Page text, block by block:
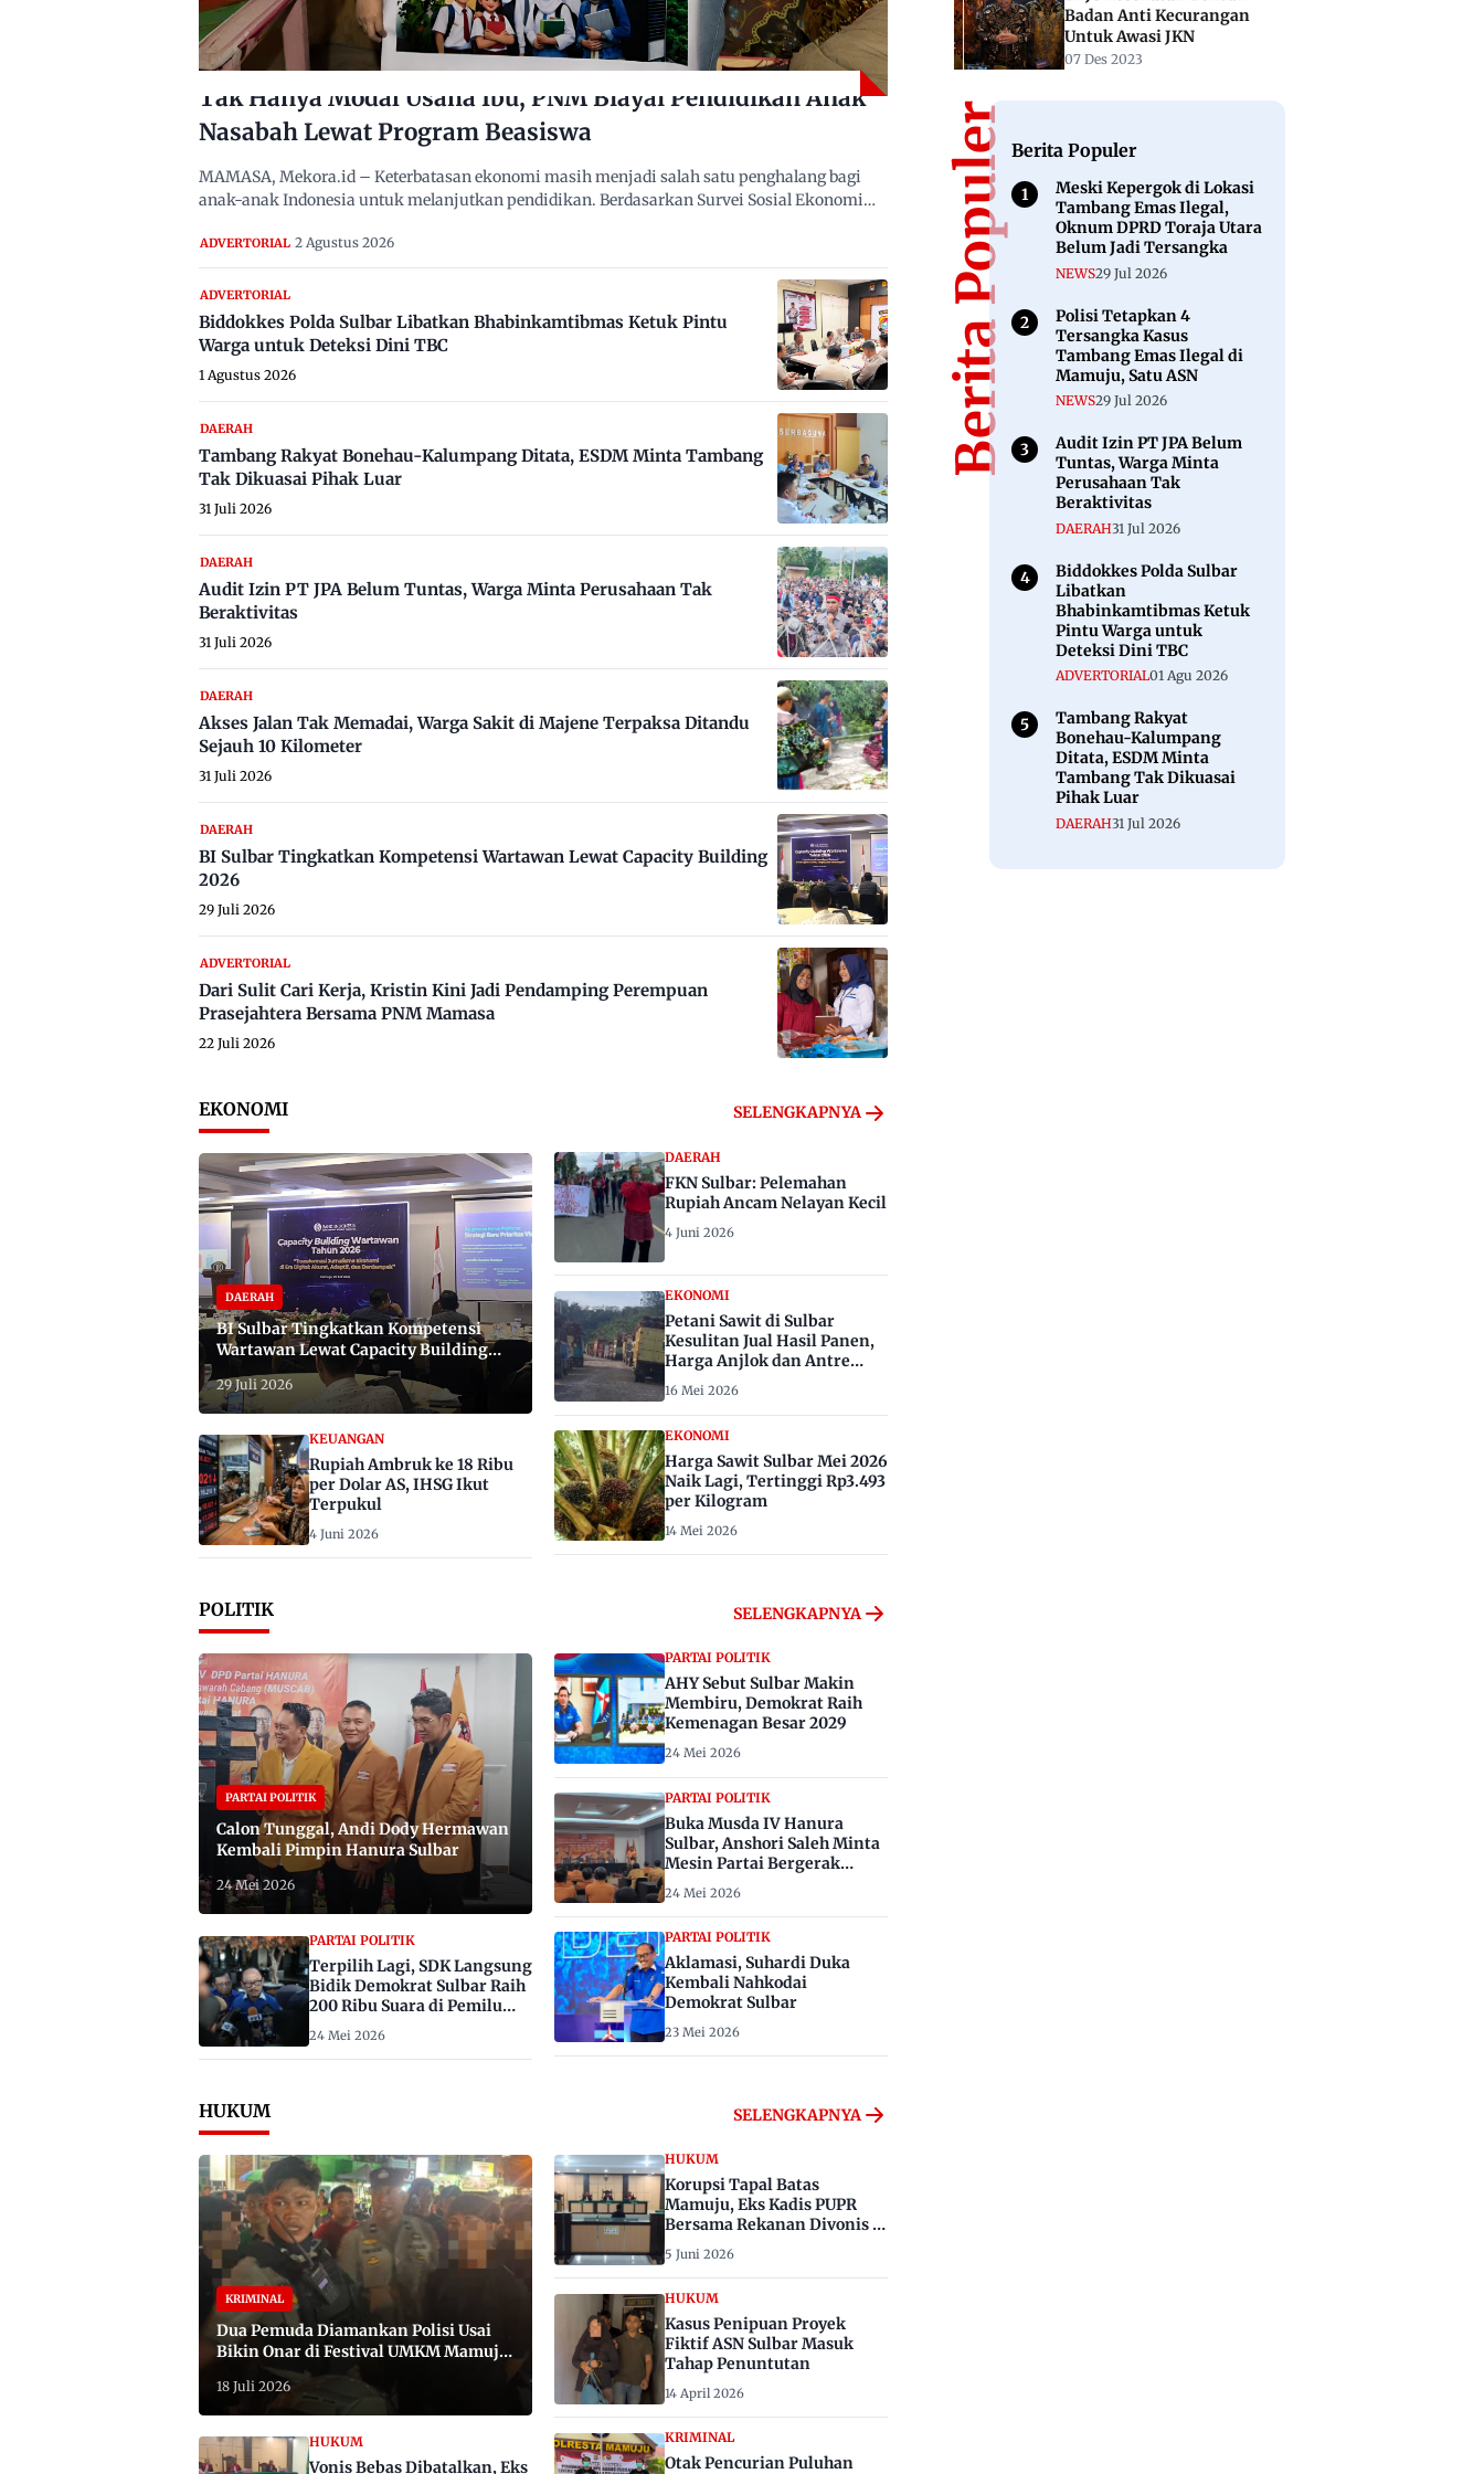
Tak Hanya Modal Usaha Ibu, PNM Biayai Pendidikan Anak
Nasabah Lewat Program Beasiswa
MAMASA, Mekora.id – Keterbatasan ekonomi masih menjadi salah satu penghalang bagi
anak-anak Indonesia untuk melanjutkan pendidikan. Berdasarkan Survei Sosial Ekonomi…
ADVERTORIAL 2 Agustus 2026
ADVERTORIAL
Biddokkes Polda Sulbar Libatkan Bhabinkamtibmas Ketuk Pintu
Warga untuk Deteksi Dini TBC
1 Agustus 2026
DAERAH
Tambang Rakyat Bonehau-Kalumpang Ditata, ESDM Minta Tambang
Tak Dikuasai Pihak Luar
31 Juli 2026
DAERAH
Audit Izin PT JPA Belum Tuntas, Warga Minta Perusahaan Tak
Beraktivitas
31 Juli 2026
DAERAH
Akses Jalan Tak Memadai, Warga Sakit di Majene Terpaksa Ditandu
Sejauh 10 Kilometer
31 Juli 2026
DAERAH
BI Sulbar Tingkatkan Kompetensi Wartawan Lewat Capacity Building
2026
29 Juli 2026
ADVERTORIAL
Dari Sulit Cari Kerja, Kristin Kini Jadi Pendamping Perempuan
Prasejahtera Bersama PNM Mamasa
22 Juli 2026
EKONOMI SELENGKAPNYA
DAERAH
BI Sulbar Tingkatkan Kompetensi
Wartawan Lewat Capacity Building
29 Juli 2026
KEUANGAN
Rupiah Ambruk ke 18 Ribu
per Dolar AS, IHSG Ikut
Terpukul
4 Juni 2026
DAERAH
FKN Sulbar: Pelemahan
Rupiah Ancam Nelayan Kecil
4 Juni 2026
EKONOMI
Petani Sawit di Sulbar
Kesulitan Jual Hasil Panen,
Harga Anjlok dan Antre
Berhari-hari
16 Mei 2026
EKONOMI
Harga Sawit Sulbar Mei 2026
Naik Lagi, Tertinggi Rp3.493
per Kilogram
14 Mei 2026
POLITIK SELENGKAPNYA
PARTAI POLITIK
Calon Tunggal, Andi Dody Hermawan
Kembali Pimpin Hanura Sulbar
24 Mei 2026
PARTAI POLITIK
Terpilih Lagi, SDK Langsung
Bidik Demokrat Sulbar Raih
200 Ribu Suara di Pemilu
2029
24 Mei 2026
PARTAI POLITIK
AHY Sebut Sulbar Makin
Membiru, Demokrat Raih
Kemenagan Besar 2029
24 Mei 2026
PARTAI POLITIK
Buka Musda IV Hanura
Sulbar, Anshori Saleh Minta
Mesin Partai Bergerak
24 Mei 2026
PARTAI POLITIK
Aklamasi, Suhardi Duka
Kembali Nahkodai
Demokrat Sulbar
23 Mei 2026
HUKUM SELENGKAPNYA
KRIMINAL
Dua Pemuda Diamankan Polisi Usai
Bikin Onar di Festival UMKM Mamuju,
Satu Bawa Badik
18 Juli 2026
HUKUM
Vonis Bebas Dibatalkan, Eks
HUKUM
Korupsi Tapal Batas
Mamuju, Eks Kadis PUPR
Bersama Rekanan Divonis 6
dan 8 Tahun Penjara
5 Juni 2026
HUKUM
Kasus Penipuan Proyek
Fiktif ASN Sulbar Masuk
Tahap Penuntutan
14 April 2026
KRIMINAL
Otak Pencurian Puluhan
Badan Anti Kecurangan
Untuk Awasi JKN
07 Des 2023
Berita PopulerBerita Populer
Meski Kepergok di Lokasi
Tambang Emas Ilegal,
Oknum DPRD Toraja Utara
Belum Jadi Tersangka
NEWS29 Jul 2026
Polisi Tetapkan 4
Tersangka Kasus
Tambang Emas Ilegal di
Mamuju, Satu ASN
NEWS29 Jul 2026
Audit Izin PT JPA Belum
Tuntas, Warga Minta
Perusahaan Tak
Beraktivitas
DAERAH31 Jul 2026
Biddokkes Polda Sulbar
Libatkan
Bhabinkamtibmas Ketuk
Pintu Warga untuk
Deteksi Dini TBC
ADVERTORIAL01 Agu 2026
Tambang Rakyat
Bonehau-Kalumpang
Ditata, ESDM Minta
Tambang Tak Dikuasai
Pihak Luar
DAERAH31 Jul 2026